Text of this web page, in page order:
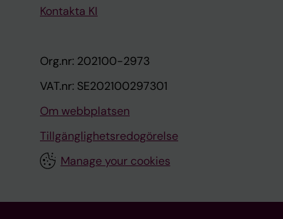
Kontakta KI
Org.nr: 202100-2973
VAT.nr: SE202100297301
Om webbplatsen
Tillgänglighetsredogörelse
Manage your cookies